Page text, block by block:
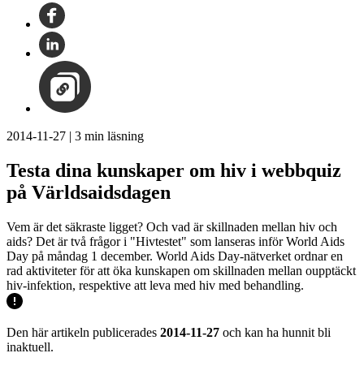
2014-11-27 | 3 min läsning
Testa dina kunskaper om hiv i webbquiz
på Världsaidsdagen
Vem är det säkraste ligget? Och vad är skillnaden mellan hiv och
aids? Det är två frågor i "Hivtestet" som lanseras inför World Aids
Day på måndag 1 december. World Aids Day-nätverket ordnar en
rad aktiviteter för att öka kunskapen om skillnaden mellan oupptäckt
hiv-infektion, respektive att leva med hiv med behandling.
Den här artikeln publicerades 2014-11-27 och kan ha hunnit bli
inaktuell.